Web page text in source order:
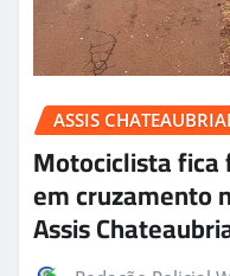
ASSIS
Motociclista fica
em cruzamento
Assis